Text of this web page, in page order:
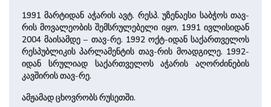
1991 მარტიდან აჭარის ავტ. რესპ. უზენაესი საბჭოს თავ-
რის მოვალეობის შემსრულებელი იყო, 1991 ივლისიდან
2004 მაისამდე – თავ-რე. 1992 ოქტ-იდან საქართველოს
რესპუბლიკის პარლამენტის თავ-რის მოადგილე. 1992-
იდან სრულიად საქართველოს აჭარის აღორძინების
კავშირის თავ-რე.
ამჟამად ცხოვრობს რუსეთში.